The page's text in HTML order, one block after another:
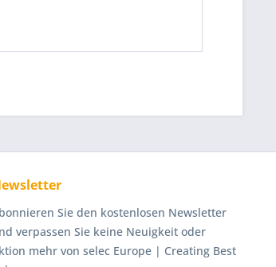
Sie den kostenlosen Newsletter
verpassen Sie keine Neuigkeit oder
mehr von selec Europe | Creating Best